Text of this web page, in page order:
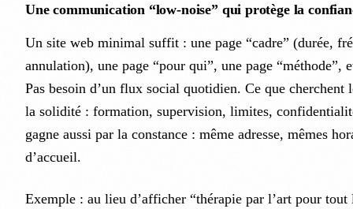
Une communication “low-noise” qui protège la
Un site web minimal suffit : une page “cadre” (durée,
annulation), une page “pour qui”, une page “méthode”,
Pas besoin d’un flux social quotidien. Ce que cherchent
la solidité : formation, supervision, limites,
gagne aussi par la constance : même adresse, mêmes
d’accueil.
Exemple : au lieu d’afficher “thérapie par l’art pour tout